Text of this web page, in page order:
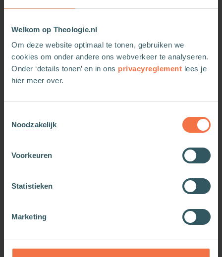
Welkom op Theologie.nl
Om deze website optimaal te tonen, gebruiken we
cookies om onder andere ons webverkeer te analyseren.
Onder ‘details tonen’ en in ons privacyreglement lees je
hier meer over.
Noodzakelijk
Voorkeuren
Statistieken
Marketing
Te midden van het tumult
Bijbels ABC/ om het
Meer informatie